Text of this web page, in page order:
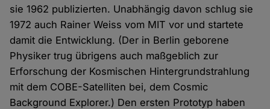
sie 1962 publizierten. Unabhängig davon schlug sie
1972 auch Rainer Weiss vom MIT vor und startete
damit die Entwicklung. (Der in Berlin geborene
Physiker trug übrigens auch maßgeblich zur
Erforschung der Kosmischen Hintergrundstrahlung
mit dem COBE-Satelliten bei, dem Cosmic
Background Explorer.) Den ersten Prototyp haben